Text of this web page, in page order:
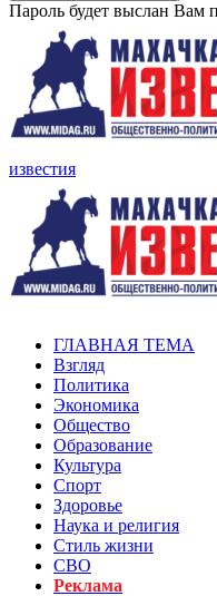
Пароль будет выслан Вам
известия
ГЛАВНАЯ ТЕМА
Взгляд
Политика
Экономика
Общество
Образование
Культура
Спорт
Здоровье
Наука и религия
Стиль жизни
СВО
Реклама